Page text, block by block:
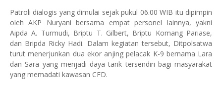
Patroli dialogis yang dimulai sejak pukul 06.00 WIB itu dipimpin
oleh AKP Nuryani bersama empat personel lainnya, yakni
Aipda A. Turmudi, Briptu T. Gilbert, Briptu Komang Pariase,
dan Bripda Ricky Hadi. Dalam kegiatan tersebut, Ditpolsatwa
turut menerjunkan dua ekor anjing pelacak K-9 bernama Lara
dan Sara yang menjadi daya tarik tersendiri bagi masyarakat
yang memadati kawasan CFD.